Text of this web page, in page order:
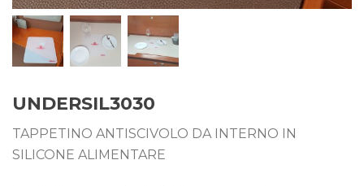
UNDERSIL3030
TAPPETINO ANTISCIVOLO DA INTERNO IN
SILICONE ALIMENTARE